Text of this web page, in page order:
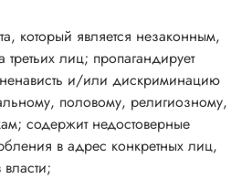
который является незаконным,
лиц; пропагандирует
и/или дискриминацию
половому, религиозному,
содержит недостоверные
в адрес конкретных лиц,